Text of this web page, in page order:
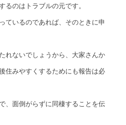
るのはトラブルの元です。
ているのであれば、そのときに申
れないでしょうから、大家さんか
住みやすくするためにも報告は必
、面倒がらずに同棲することを伝